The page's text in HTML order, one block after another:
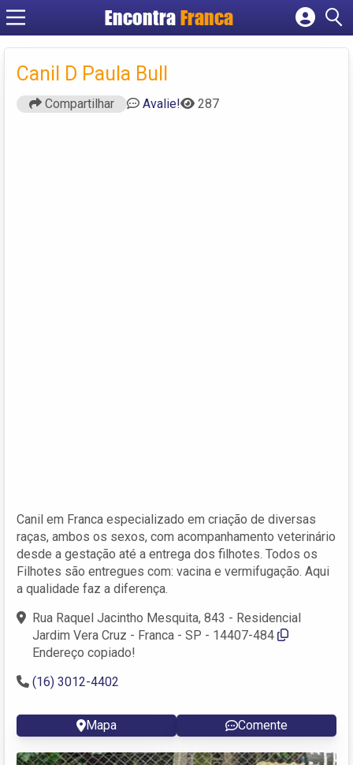
Encontra Franca
Cadastrar empresa
Criar conta
Canil D Paula Bull
Compartilhar Avalie! 287
Canil em Franca especializado em criação de diversas
raças, ambos os sexos, com acompanhamento veterinário
desde a gestação até a entrega dos filhotes. Todos os
Filhotes são entregues com: vacina e vermifugação. Aqui
a qualidade faz a diferença.
Rua Raquel Jacintho Mesquita, 843 - Residencial
Jardim Vera Cruz - Franca - SP - 14407-484
Endereço copiado!
(16) 3012-4402
Mapa Comente